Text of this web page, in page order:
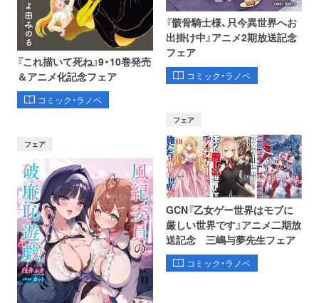
『これ描いて死ね』9・10巻発売
＆アニメ化記念フェア
コミック・ラノベ
『骸骨騎士様、只今異世界へお
出掛け中』アニメ2期放送記念
フェア
コミック・ラノベ
フェア
フェア
GCN『乙女ゲー世界はモブに
厳しい世界です』アニメ二期放
送記念 三嶋与夢先生フェア
コミック・ラノベ